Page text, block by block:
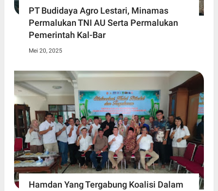
PT Budidaya Agro Lestari, Minamas
Permalukan TNI AU Serta Permalukan
Pemerintah Kal-Bar
Mei 20, 2025
Hamdan Yang Tergabung Koalisi Dalam